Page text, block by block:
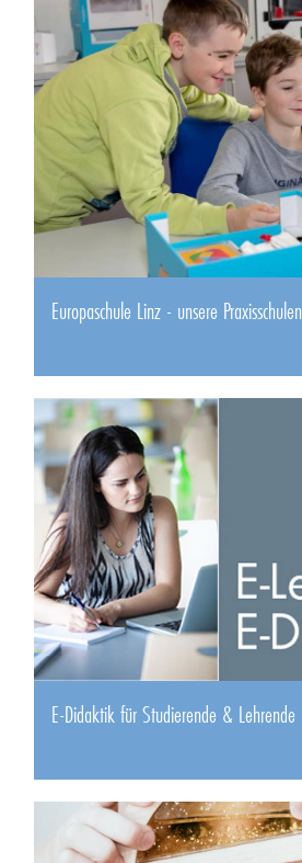
Europaschule Linz - unsere Praxisschulen
E-Didaktik für Studierende & Lehrende